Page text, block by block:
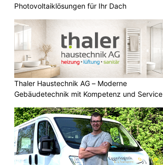
Photovoltaiklösungen für Ihr Dach
Thaler Haustechnik AG – Moderne
Gebäudetechnik mit Kompetenz und Service